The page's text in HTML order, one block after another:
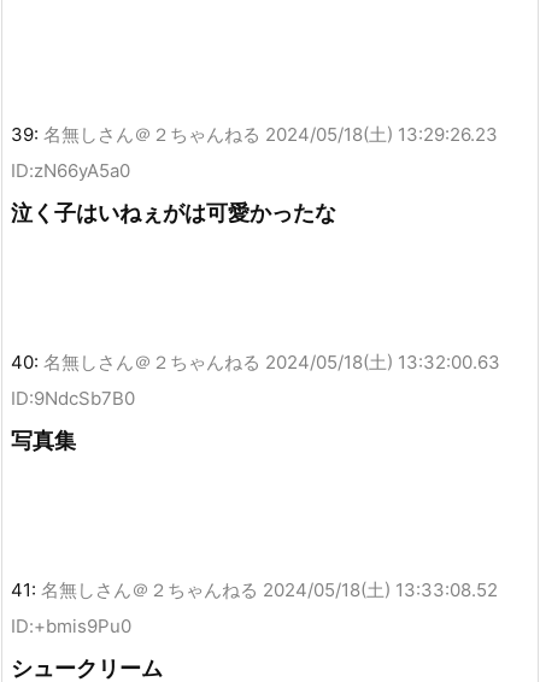
39: 名無しさん＠２ちゃんねる 2024/05/18(土) 13:29:26.23
ID:zN66yA5a0
泣く子はいねぇがは可愛かったな
40: 名無しさん＠２ちゃんねる 2024/05/18(土) 13:32:00.63
ID:9NdcSb7B0
写真集
41: 名無しさん＠２ちゃんねる 2024/05/18(土) 13:33:08.52
ID:+bmis9Pu0
シュークリーム